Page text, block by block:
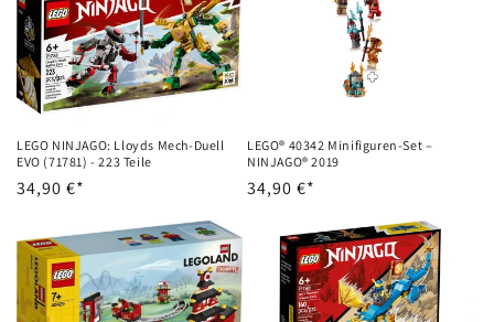
LEGO NINJAGO: Lloyds Mech-Duell
EVO (71781) - 223 Teile
Normalpris
34,90 €*
LEGO® 40342 Minifiguren-Set –
NINJAGO® 2019
Normalpris
34,90 €*